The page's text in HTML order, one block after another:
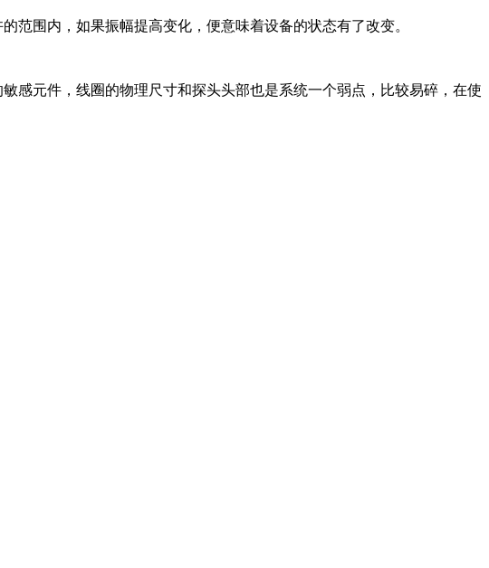
范围内，如果振幅提高变化，便意味着设备的状态有了改变。
感元件，线圈的物理尺寸和探头头部也是系统一个弱点，比较易碎，在使